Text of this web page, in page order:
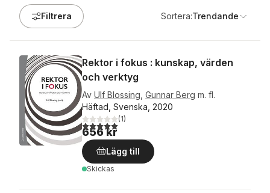
Filtrera Sortera:Trendande
Rektor i fokus : kunskap, värden
och verktyg
Av Ulf Blossing Gunnar Berg m. fl.
Häftad, Svenska, 2020
5,0utav 5 stjärnor. Totalt antal röster:
(1)
656 kr
Lägg till
Skickas